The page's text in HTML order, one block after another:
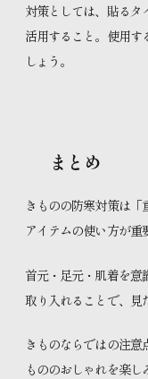
対策としては、貼るタ
活用すること。使用す
しょう。
まとめ
きものの防寒対策は
アイテムの使い方が重
首元・足元・肌着を意
取り入れることで、見
きものならではの注
もののおしゃれを楽し